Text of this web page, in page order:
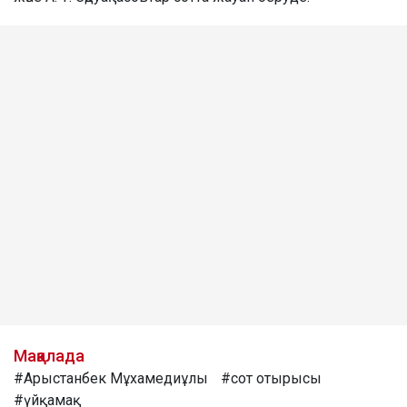
Мақалада
#Арыстанбек Мұхамедиұлы
#сот отырысы
#үйқамақ